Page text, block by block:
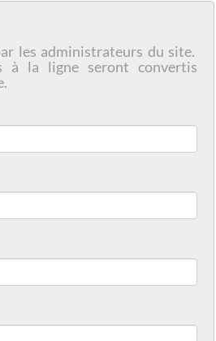
les administrateurs du site.
à la ligne seront convertis